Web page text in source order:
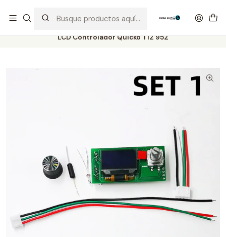
LCD Controlador Quicko T12 952